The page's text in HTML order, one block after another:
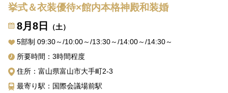
挙式＆衣装優待×館内本格神殿和装婚
8月8日
（土）
5部制 09:30～/10:00～/13:30～/14:00～/14:30～
所要時間：3時間程度
住所：富山県富山市大手町2-3
最寄り駅：国際会議場前駅